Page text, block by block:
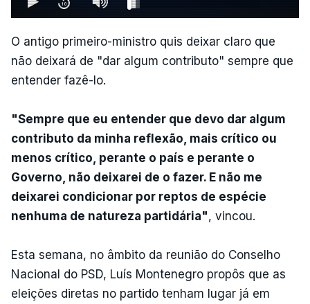
O antigo primeiro-ministro quis deixar claro que
não deixará de "dar algum contributo" sempre que
entender fazê-lo.
"Sempre que eu entender que devo dar algum
contributo da minha reflexão, mais crítico ou
menos crítico, perante o país e perante o
Governo, não deixarei de o fazer. E não me
deixarei condicionar por reptos de espécie
nenhuma de natureza partidária", vincou.
Esta semana, no âmbito da reunião do Conselho
Nacional do PSD, Luís Montenegro propôs que as
eleições diretas no partido tenham lugar já em